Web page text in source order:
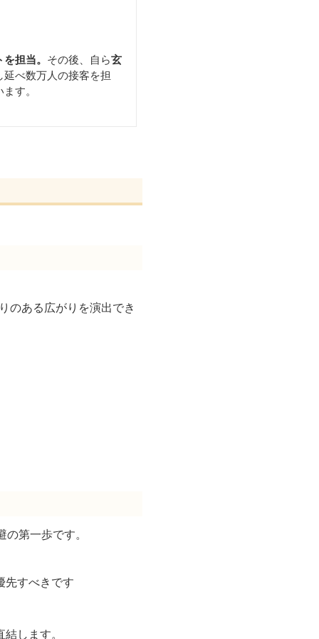
担当。 その後、自ら玄
べ数万人の接客を担
す。
のある広がりを演出でき
第一歩です。
先すべきです
します。